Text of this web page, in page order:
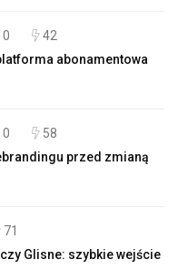
0
42
abonamentowa
0
58
przed zmianą
71
Glisne: szybkie wejście